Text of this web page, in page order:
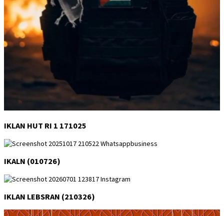
IKLAN HUT RI 1 171025
IKALN (010726)
IKLAN LEBSRAN (210326)